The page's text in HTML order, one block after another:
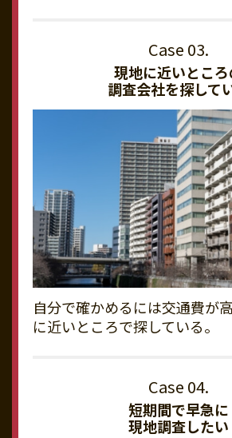
現地に近いところ
調査会社を探して
自分で確かめるには交通費が
に近いところで探している。
短期間で早急に
現地調査したい